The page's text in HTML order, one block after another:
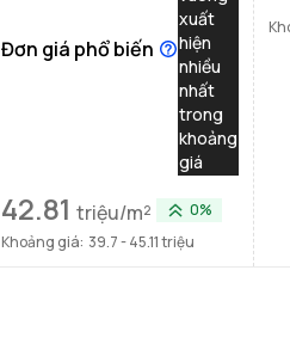
Đơn giá phổ biến
xuất
hiện
nhiều
nhất
trong
khoảng
giá
42.81 triệu/m²
0%
Khoảng giá: 39.7 - 45.11 triệu